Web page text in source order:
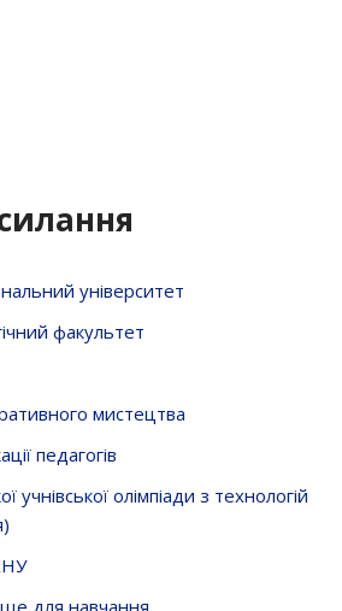
університет
факультет
мистецтва
педагогів
учнівської олімпіади з технологій